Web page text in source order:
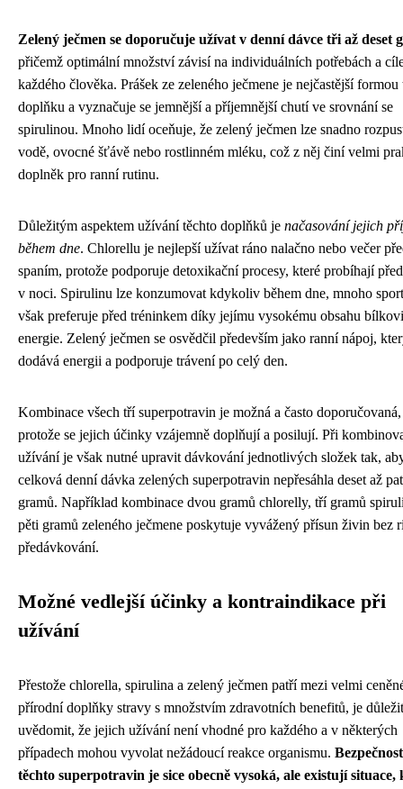
Zelený ječmen se doporučuje užívat v denní dávce tři až deset
přičemž optimální množství závisí na individuálních potřebách a
každého člověka. Prášek ze zeleného ječmene je nejčastější formou
doplňku a vyznačuje se jemnější a příjemnější chutí ve srovnání se
spirulinou. Mnoho lidí oceňuje, že zelený ječmen lze snadno
vodě, ovocné šťávě nebo rostlinném mléku, což z něj činí velmi
doplněk pro ranní rutinu.
Důležitým aspektem užívání těchto doplňků je načasování jejich
během dne. Chlorellu je nejlepší užívat ráno nalačno nebo večer
spaním, protože podporuje detoxikační procesy, které probíhají
v noci. Spirulinu lze konzumovat kdykoliv během dne, mnoho
však preferuje před tréninkem díky jejímu vysokému obsahu
energie. Zelený ječmen se osvědčil především jako ranní nápoj,
dodává energii a podporuje trávení po celý den.
Kombinace všech tří superpotravin je možná a často doporučovaná,
protože se jejich účinky vzájemně doplňují a posilují. Při
užívání je však nutné upravit dávkování jednotlivých složek tak,
celková denní dávka zelených superpotravin nepřesáhla deset až
gramů. Například kombinace dvou gramů chlorelly, tří gramů
pěti gramů zeleného ječmene poskytuje vyvážený přísun živin bez
předávkování.
Možné vedlejší účinky a kontraindikace při
užívání
Přestože chlorella, spirulina a zelený ječmen patří mezi velmi
přírodní doplňky stravy s množstvím zdravotních benefitů, je
uvědomit, že jejich užívání není vhodné pro každého a v některých
případech mohou vyvolat nežádoucí reakce organismu. Bezpečnost
těchto superpotravin je sice obecně vysoká, ale existují situace,